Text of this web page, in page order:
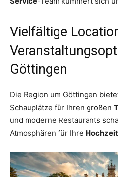
Vielfältige
Göttingen
Die Region um Göttingen
Schauplätze für Ihren großen
und moderne Restaurants
Atmosphären für Ihre Hochzeit